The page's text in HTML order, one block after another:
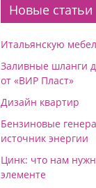
Новые статьи
Итальянскую
Заливные шланги
от «ВИР Пласт»
Дизайн квартир
Бензиновые
источник энергии
Цинк: что нам
элементе